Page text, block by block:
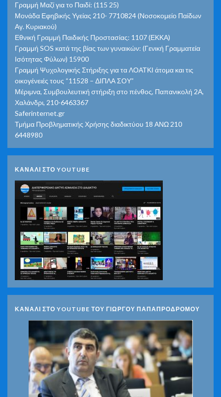
Γραμμή Μαζί για το Παιδί: (115 25)
Μονάδα Εφηβικής Υγείας 210- 7710824 (Νοσοκομείο Παίδων
Αγ. Κυριακού)
Εθνική Γραμμή Παιδικής Προστασίας: 1107 (ΕΚΚΑ)
Γραμμή SOS κατά της βίας των γυναικών: (Γενική Γραμματεία
Ισότητας Φύλων) 15900
Γραμμή Ψυχολογικής Στήριξης για τα ΛΟΑΤΚΙ άτομα και τις
οικογένειές τους “11528 – ΔΙΠΛΑ ΣΟΥ”
Μέριμνα, Συμβουλευτική στήριξη στο πένθος, Παπανικολή 2Α,
Χαλάνδρι, 210-6463367
Saferinternet.gr
Τμήμα Προβληματικής Χρήσης διαδικτύου 18 ΑΝΩ 210
6448980
ΚΑΝΑΛΙ ΣΤΟ YOUTUBE
ΚΑΝΑΛΙ ΣΤΟ YOUTUBE ΤΟΥ ΓΙΩΡΓΟΥ ΠΑΠΑΠΡΟΔΡΟΜΟΥ